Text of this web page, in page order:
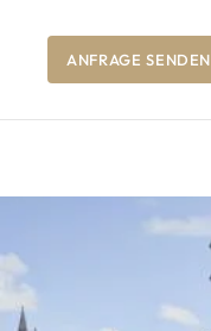
ANFRAGE SENDEN